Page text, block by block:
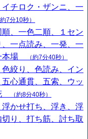
チロク・ザンニ、一
約7分10秒）
、一色二順、１セン
一点読み、一発、一
本場
（約7分40秒）
絞り、色読み、イン
心通貫、五索、ウッ
（約8分40秒）
かせ打ち、浮き、浮
り、打ち筋、討ち取